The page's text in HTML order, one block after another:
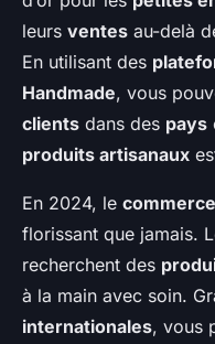
leurs ventes au-delà
En utilisant des
Handmade, vous
clients dans des pays
produits artisanaux
En 2024, le
florissant que jamais.
recherchent des
à la main avec soin.
internationales, vous